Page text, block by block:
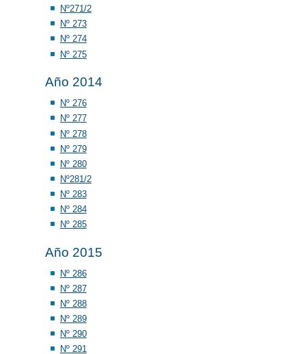
Nº271/2
Nº 273
Nº 274
Nº 275
Año 2014
Nº 276
Nº 277
Nº 278
Nº 279
Nº 280
Nº281/2
Nº 283
Nº 284
Nº 285
Año 2015
Nº 286
Nº 287
Nº 288
Nº 289
Nº 290
Nº 291